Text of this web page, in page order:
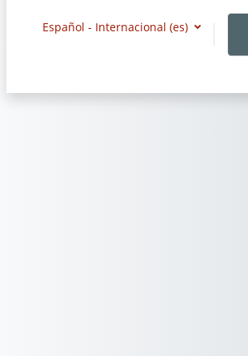
Español - Internacional ‎(es)‎